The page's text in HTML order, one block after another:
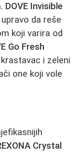
DOVE Invisible
da reše
koji varira od
Go Fresh
i zeleni
one koji vole
Crystal